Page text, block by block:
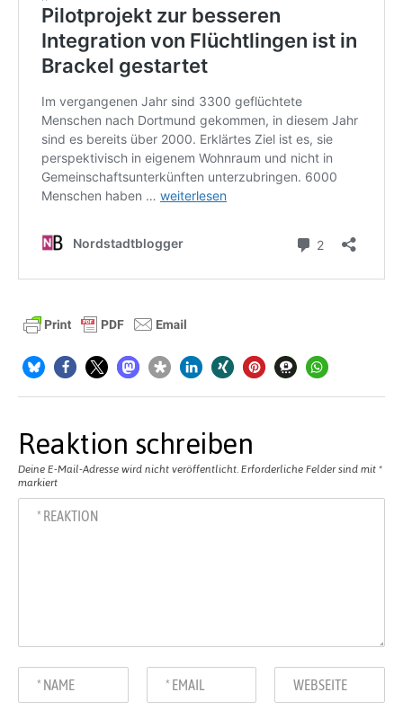
Reaktion schreiben
Deine E-Mail-Adresse wird nicht veröffentlicht. Erforderliche Felder sind mit *
markiert